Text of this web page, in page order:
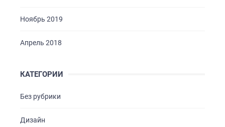
Ноябрь 2019
Апрель 2018
КАТЕГОРИИ
Без рубрики
Дизайн